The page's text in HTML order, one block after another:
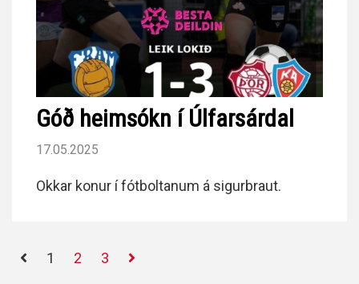
Góð heimsókn í Úlfarsárdal
17.05.2025
Okkar konur í fótboltanum á sigurbraut.
1 2 3